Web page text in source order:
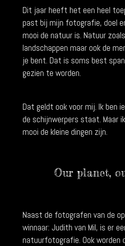
Dit jaar heeft het een heel
past bij mijn fotografie, doel
mooi de natuur is. Natuur
landschappen maar ook de
je bent. Dat is soms best
gezien te worden.
Dat geldt ook voor mij. Ik ben
de schijnwerpers staat. Maar
mooi de kleine dingen zijn.
Our planet,
Naast de fotografen van de
winnaar: Judith van Mil, is er
natuurfotografie. Ook